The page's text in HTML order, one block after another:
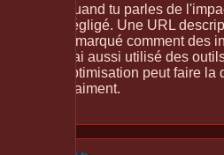
Quand tu parles de
négligé. Une URL
remarqué comment des
J'ai aussi utilisé des
optimisation peut faire
vraiment.